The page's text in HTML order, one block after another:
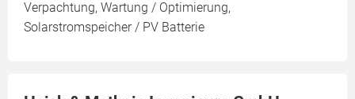
Verpachtung, Wartung / Optimierung,
Solarstromspeicher / PV Batterie